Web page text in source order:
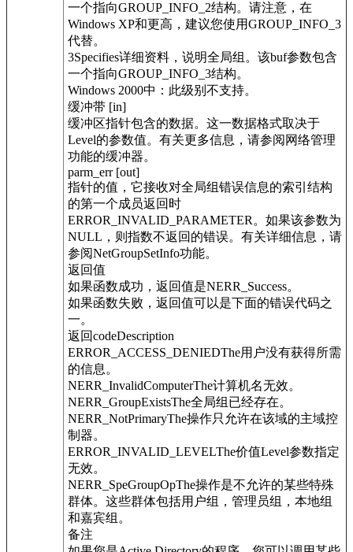
一个指向GROUP_INFO_2结构。请注意，在
Windows XP和更高，建议您使用GROUP_INFO_3
代替。
3Specifies详细资料，说明全局组。该buf参数包含
一个指向GROUP_INFO_3结构。
Windows 2000中：此级别不支持。
缓冲带 [in]
缓冲区指针包含的数据。这一数据格式取决于
Level的参数值。有关更多信息，请参阅网络管理
功能的缓冲器。
parm_err [out]
指针的值，它接收对全局组错误信息的索引结构
的第一个成员返回时
ERROR_INVALID_PARAMETER。如果该参数为
NULL，则指数不返回的错误。有关详细信息，请
参阅NetGroupSetInfo功能。
返回值
如果函数成功，返回值是NERR_Success。
如果函数失败，返回值可以是下面的错误代码之
一。
返回codeDescription
ERROR_ACCESS_DENIEDThe用户没有获得所需
的信息。
NERR_InvalidComputerThe计算机名无效。
NERR_GroupExistsThe全局组已经存在。
NERR_NotPrimaryThe操作只允许在该域的主域控
制器。
ERROR_INVALID_LEVELThe价值Level参数指定
无效。
NERR_SpeGroupOpThe操作是不允许的某些特殊
群体。这些群体包括用户组，管理员组，本地组
和嘉宾组。
备注